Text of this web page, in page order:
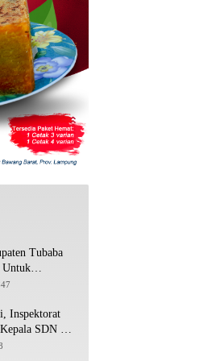
Tubaba
Untuk
Inspektorat
SDN 7